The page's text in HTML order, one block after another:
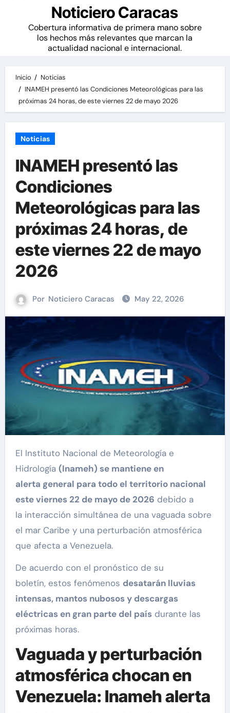
Noticiero Caracas
Cobertura informativa de primera mano sobre
los hechos más relevantes que marcan la
actualidad nacional e internacional.
Inicio
Noticias
INAMEH presentó las Condiciones Meteorológicas para las
próximas 24 horas, de este viernes 22 de mayo 2026
Noticias
INAMEH presentó las
Condiciones
Meteorológicas para las
próximas 24 horas, de
este viernes 22 de mayo
2026
Por Noticiero Caracas May 22, 2026
El Instituto Nacional de Meteorología e
Hidrología (Inameh) se mantiene en
alerta general para todo el territorio nacional
este viernes 22 de mayo de 2026 debido a
la interacción simultánea de una vaguada sobre
el mar Caribe y una perturbación atmosférica
que afecta a Venezuela.
De acuerdo con el pronóstico de su
boletín, estos fenómenos desatarán lluvias
intensas, mantos nubosos y descargas
eléctricas en gran parte del paísdurante las
próximas horas.
Vaguada y perturbación
atmosférica chocan en
Venezuela: Inameh alerta